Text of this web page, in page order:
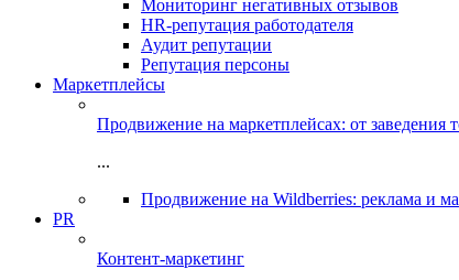
Мониторинг негативных отзывов
HR-репутация работодателя
Аудит репутации
Репутация персоны
Маркетплейсы
Продвижение на маркетплейсах: от заведения
...
Продвижение на Wildberries: реклама и
PR
Контент-маркетинг